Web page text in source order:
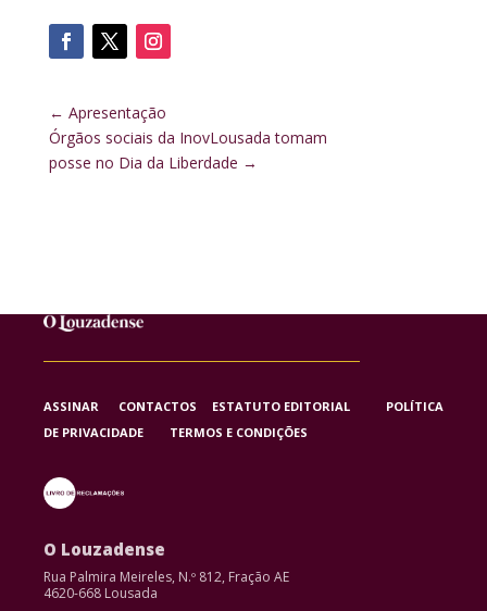
← Apresentação
Órgãos sociais da InovLousada tomam
posse no Dia da Liberdade →
ASSINAR CONTACTOS ESTATUTO EDITORIAL POLÍTICA
DE PRIVACIDADE TERMOS E CONDIÇÕES
O Louzadense
Rua Palmira Meireles, N.º 812, Fração AE
4620-668 Lousada